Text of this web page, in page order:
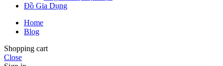
Đồ Gia Dụng
Home
Blog
Shopping cart
Close